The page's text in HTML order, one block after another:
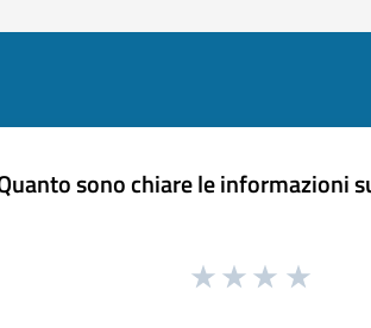
sono chiare le informazioni